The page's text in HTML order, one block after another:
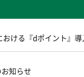
ける『dポイント』
知らせ